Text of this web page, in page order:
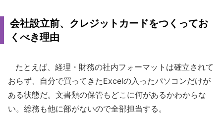
会社設立前、クレジットカードをつくってお
くべき理由
たとえば、経理・財務の社内フォーマットは確立されて
おらず、自分で買ってきたExcelの入ったパソコンだけが
ある状態だ。文書類の保管もどこに何があるかわからな
い。総務も他に部がないので全部担当する。